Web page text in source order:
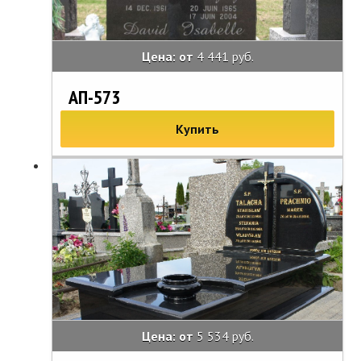
Цена: от 4 441 руб.
АП-573
Купить
Цена: от 5 534 руб.